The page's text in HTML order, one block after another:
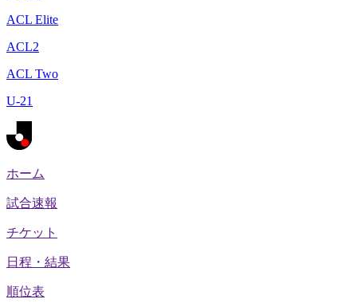
ACL Elite
ACL2
ACL Two
U-21
ホーム
試合速報
チケット
日程・結果
順位表